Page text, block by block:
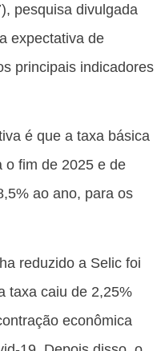
pesquisa divulgada
expectativa de
principais indicadores
é que a taxa básica
o fim de 2025 e de
ao ano, para os
reduzido a Selic foi
taxa caiu de 2,25%
econômica